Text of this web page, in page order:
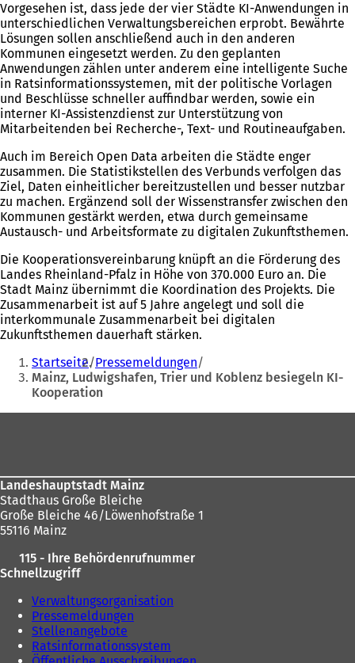
Vorgesehen ist, dass jede der vier Städte KI-Anwendungen in
unterschiedlichen Verwaltungsbereichen erprobt. Bewährte
Lösungen sollen anschließend auch in den anderen
Kommunen eingesetzt werden. Zu den geplanten
Anwendungen zählen unter anderem eine intelligente Suche
in Ratsinformationssystemen, mit der politische Vorlagen
und Beschlüsse schneller auffindbar werden, sowie ein
interner KI-Assistenzdienst zur Unterstützung von
Mitarbeitenden bei Recherche-, Text- und Routineaufgaben.
Auch im Bereich Open Data arbeiten die Städte enger
zusammen. Die Statistikstellen des Verbunds verfolgen das
Ziel, Daten einheitlicher bereitzustellen und besser nutzbar
zu machen. Ergänzend soll der Wissenstransfer zwischen den
Kommunen gestärkt werden, etwa durch gemeinsame
Austausch- und Arbeitsformate zu digitalen Zukunftsthemen.
Die Kooperationsvereinbarung knüpft an die Förderung des
Landes Rheinland-Pfalz in Höhe von 370.000 Euro an. Die
Stadt Mainz übernimmt die Koordination des Projekts. Die
Zusammenarbeit ist auf 5 Jahre angelegt und soll die
interkommunale Zusammenarbeit bei digitalen
Zukunftsthemen dauerhaft stärken.
Sie
befinden
sich
hier:
Startseite Pressemeldungen
Mainz, Ludwigshafen, Trier und Koblenz besiegeln KI-
Kooperation
Landeshauptstadt Mainz
Stadthaus Große Bleiche
Große Bleiche 46/Löwenhofstraße 1
55116 Mainz
115 - Ihre Behördenrufnummer
Schnellzugriff
Verwaltungsorganisation
Pressemeldungen
Stellenangebote
Ratsinformationssystem